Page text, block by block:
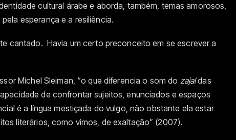
cultural árabe e aborda, também, temas amorosos,
esperança e a resiliência.
cantado. Havia um certo preconceito em se escrever a
Michel Sleiman, “o que diferencia o som do zajaldas
de confrontar sujeitos, enunciados e espaços
é a língua mestiçada do vulgo, não obstante ela estar
literários, como vimos, de exaltação” (2007).